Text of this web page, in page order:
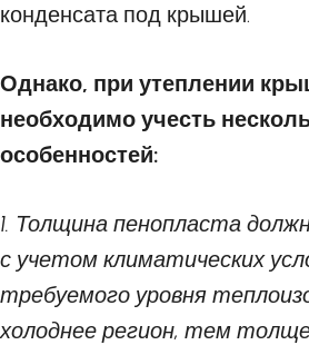
конденсата под крышей.
Однако, при утеплении
необходимо учесть
особенностей:
1. Толщина пенопласта
с учетом климатических
требуемого уровня
холоднее регион, тем